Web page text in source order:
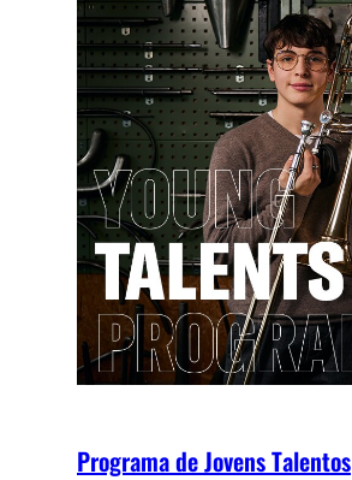
Programa de Jovens Talentos